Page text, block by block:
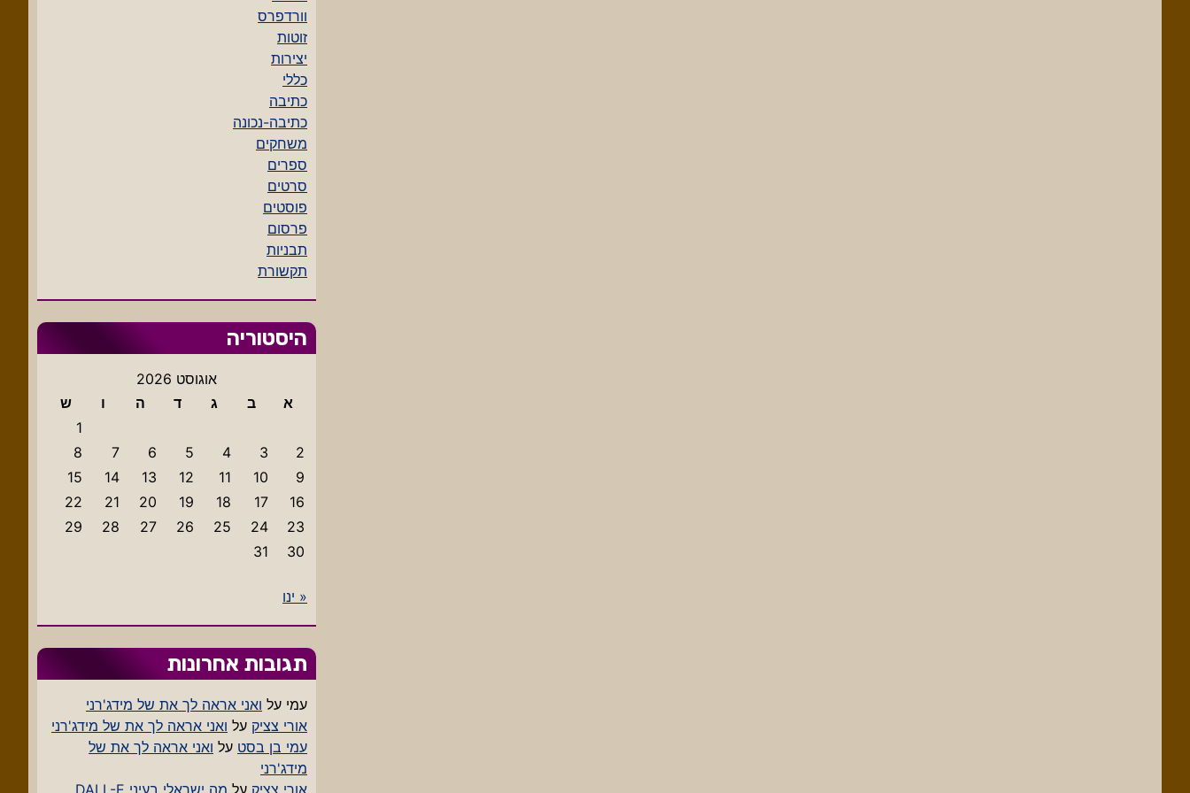
וורדפרס
זוטות
יצירות
כללי
כתיבה
כתיבה-נכונה
משחקים
ספרים
סרטים
פוסטים
פרסום
תבניות
תקשורת
היסטוריה
אוגוסט 2026
א
ב ג ד ה ו
ש
1
2
3
4
5
6
7
8
9
10
11
12
13
14
15
16
17
18
19
20
21
22
23
24
25
26
27
28
29
30
31
« ינו
תגובות אחרונות
עמי על ואני אראה לך את של מידג'רני
אורי צציק על ואני אראה לך את של מידג'רני
עמי בן בסט על ואני אראה לך את של
מידג'רני